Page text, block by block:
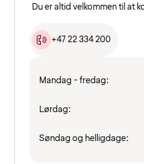
Du er altid velkommen til at
+47 22 334 200
Mandag - fredag:
Lørdag:
Søndag og helligdage: